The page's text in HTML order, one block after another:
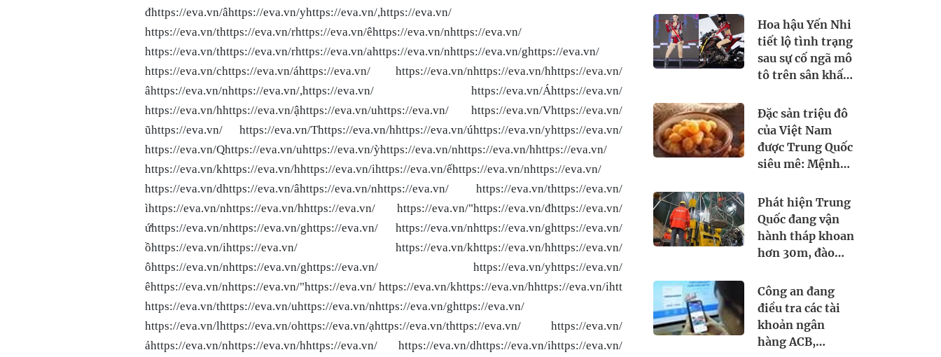
đhttps://eva.vn/âhttps://eva.vn/yhttps://eva.vn/,https://eva.vn/
https://eva.vn/thttps://eva.vn/rhttps://eva.vn/êhttps://eva.vn/nhttps://eva.vn/
https://eva.vn/thttps://eva.vn/rhttps://eva.vn/ahttps://eva.vn/nhttps://eva.vn/ghttps://eva.vn/
https://eva.vn/chttps://eva.vn/áhttps://eva.vn/ https://eva.vn/nhttps://eva.vn/hhttps://eva.vn/
âhttps://eva.vn/nhttps://eva.vn/,https://eva.vn/ https://eva.vn/Áhttps://eva.vn/
https://eva.vn/hhttps://eva.vn/ậhttps://eva.vn/uhttps://eva.vn/ https://eva.vn/Vhttps://eva.vn/
ũhttps://eva.vn/ https://eva.vn/Thttps://eva.vn/hhttps://eva.vn/úhttps://eva.vn/yhttps://eva.vn/
https://eva.vn/Qhttps://eva.vn/uhttps://eva.vn/ỳhttps://eva.vn/nhttps://eva.vn/hhttps://eva.vn/
https://eva.vn/khttps://eva.vn/hhttps://eva.vn/ihttps://eva.vn/ếhttps://eva.vn/nhttps://eva.vn/
https://eva.vn/dhttps://eva.vn/âhttps://eva.vn/nhttps://eva.vn/ https://eva.vn/thttps://eva.vn/
ìhttps://eva.vn/nhttps://eva.vn/hhttps://eva.vn/ https://eva.vn/"https://eva.vn/đhttps://eva.vn/
ứhttps://eva.vn/nhttps://eva.vn/ghttps://eva.vn/ https://eva.vn/nhttps://eva.vn/ghttps://eva.vn/
ồhttps://eva.vn/ihttps://eva.vn/ https://eva.vn/khttps://eva.vn/hhttps://eva.vn/
ôhttps://eva.vn/nhttps://eva.vn/ghttps://eva.vn/ https://eva.vn/yhttps://eva.vn/
êhttps://eva.vn/nhttps://eva.vn/"https://eva.vn/ https://eva.vn/khttps://eva.vn/hhttps://eva.vn/ihttps://eva.vn/
https://eva.vn/thttps://eva.vn/uhttps://eva.vn/nhttps://eva.vn/ghttps://eva.vn/
https://eva.vn/lhttps://eva.vn/ohttps://eva.vn/ạhttps://eva.vn/thttps://eva.vn/ https://eva.vn/
ảhttps://eva.vn/nhttps://eva.vn/hhttps://eva.vn/ https://eva.vn/dhttps://eva.vn/ihttps://eva.vn/
Hoa hậu Yến Nhi
tiết lộ tình trạng
sau sự cố ngã mô
tô trên sân khấu
Vietnam 2026
Đặc sản triệu đô
của Việt Nam
được Trung Quốc
siêu mê: Mệnh
giả chi quả', lên
cả máy bay đi
quốc tế
Phát hiện Trung
Quốc đang vận
hành tháp khoan
hơn 30m, đào
thứ cả thế giới
khao khát
Công an đang
điều tra các tài
khoản ngân
hàng ACB,